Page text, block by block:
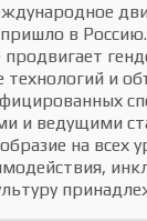
в
технологий и
и ведущими
на всех